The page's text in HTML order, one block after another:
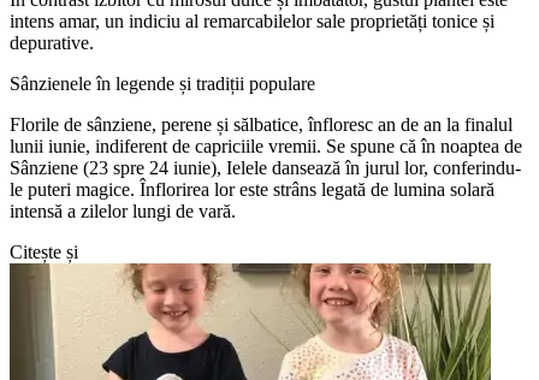
intens amar, un indiciu al remarcabilelor sale proprietăți tonice și
depurative.
Sânzienele în legende și tradiții populare
Florile de sânziene, perene și sălbatice, înfloresc an de an la finalul
lunii iunie, indiferent de capriciile vremii. Se spune că în noaptea de
Sânziene (23 spre 24 iunie), Ielele dansează în jurul lor, conferindu-
le puteri magice. Înflorirea lor este strâns legată de lumina solară
intensă a zilelor lungi de vară.
Citește și